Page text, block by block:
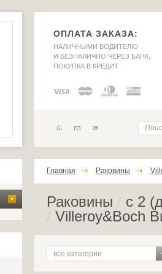
ОПЛАТА ЗАКАЗА:
НАЛИЧНЫМИ ВОДИТЕЛЮ
И БЕЗНАЛИЧНО ЧЕРЕЗ БАНК,
ПОКУПКА В КРЕДИТ
Главная Раковины
Раковины
с 2
Villeroy&Boch
все категории